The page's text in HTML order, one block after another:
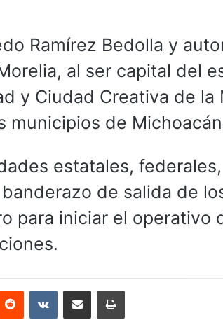
Ramírez Bedolla y
al ser capital del
y Ciudad Creativa de la
municipios de
estatales,
de salida de
para iniciar el operativo
Reddit VKontakteCompartir por correo electrónicoImprimir